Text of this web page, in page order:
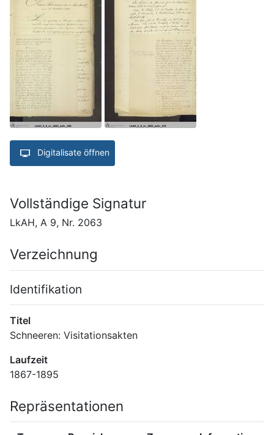
Digitalisate öffnen
Vollständige Signatur
LkAH, A 9, Nr. 2063
Verzeichnung
Identifikation
Titel
Schneeren: Visitationsakten
Laufzeit
1867-1895
Repräsentationen